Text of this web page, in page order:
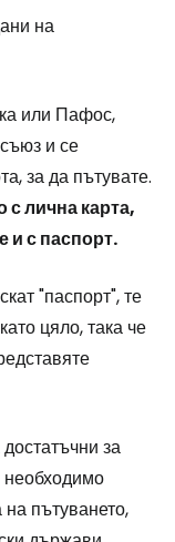
на
или Пафос,
и се
за да пътувате.
лична карта,
и с паспорт.
"паспорт", те
цяло, така че
за
пътуването,